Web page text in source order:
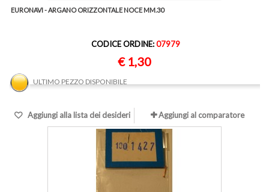
EURONAVI - ARGANO ORIZZONTALE NOCE MM.30
CODICE ORDINE:07979
€ 1,30
ULTIMO PEZZO DISPONIBILE
Aggiungi alla lista dei desideri Aggiungi al comparatore